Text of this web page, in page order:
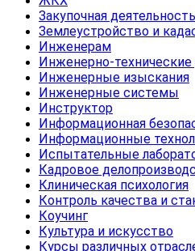
Закупочная деятельность
Землеустройство и
Инженерам
Инженерно-технические
Инженерные изыскания
Инженерные системы
Инструктор
Информационная
Информационные
Испытательные
Кадровое
Клиническая психология
Контроль качества и
Коучинг
Культура и искусство
Курсы различных